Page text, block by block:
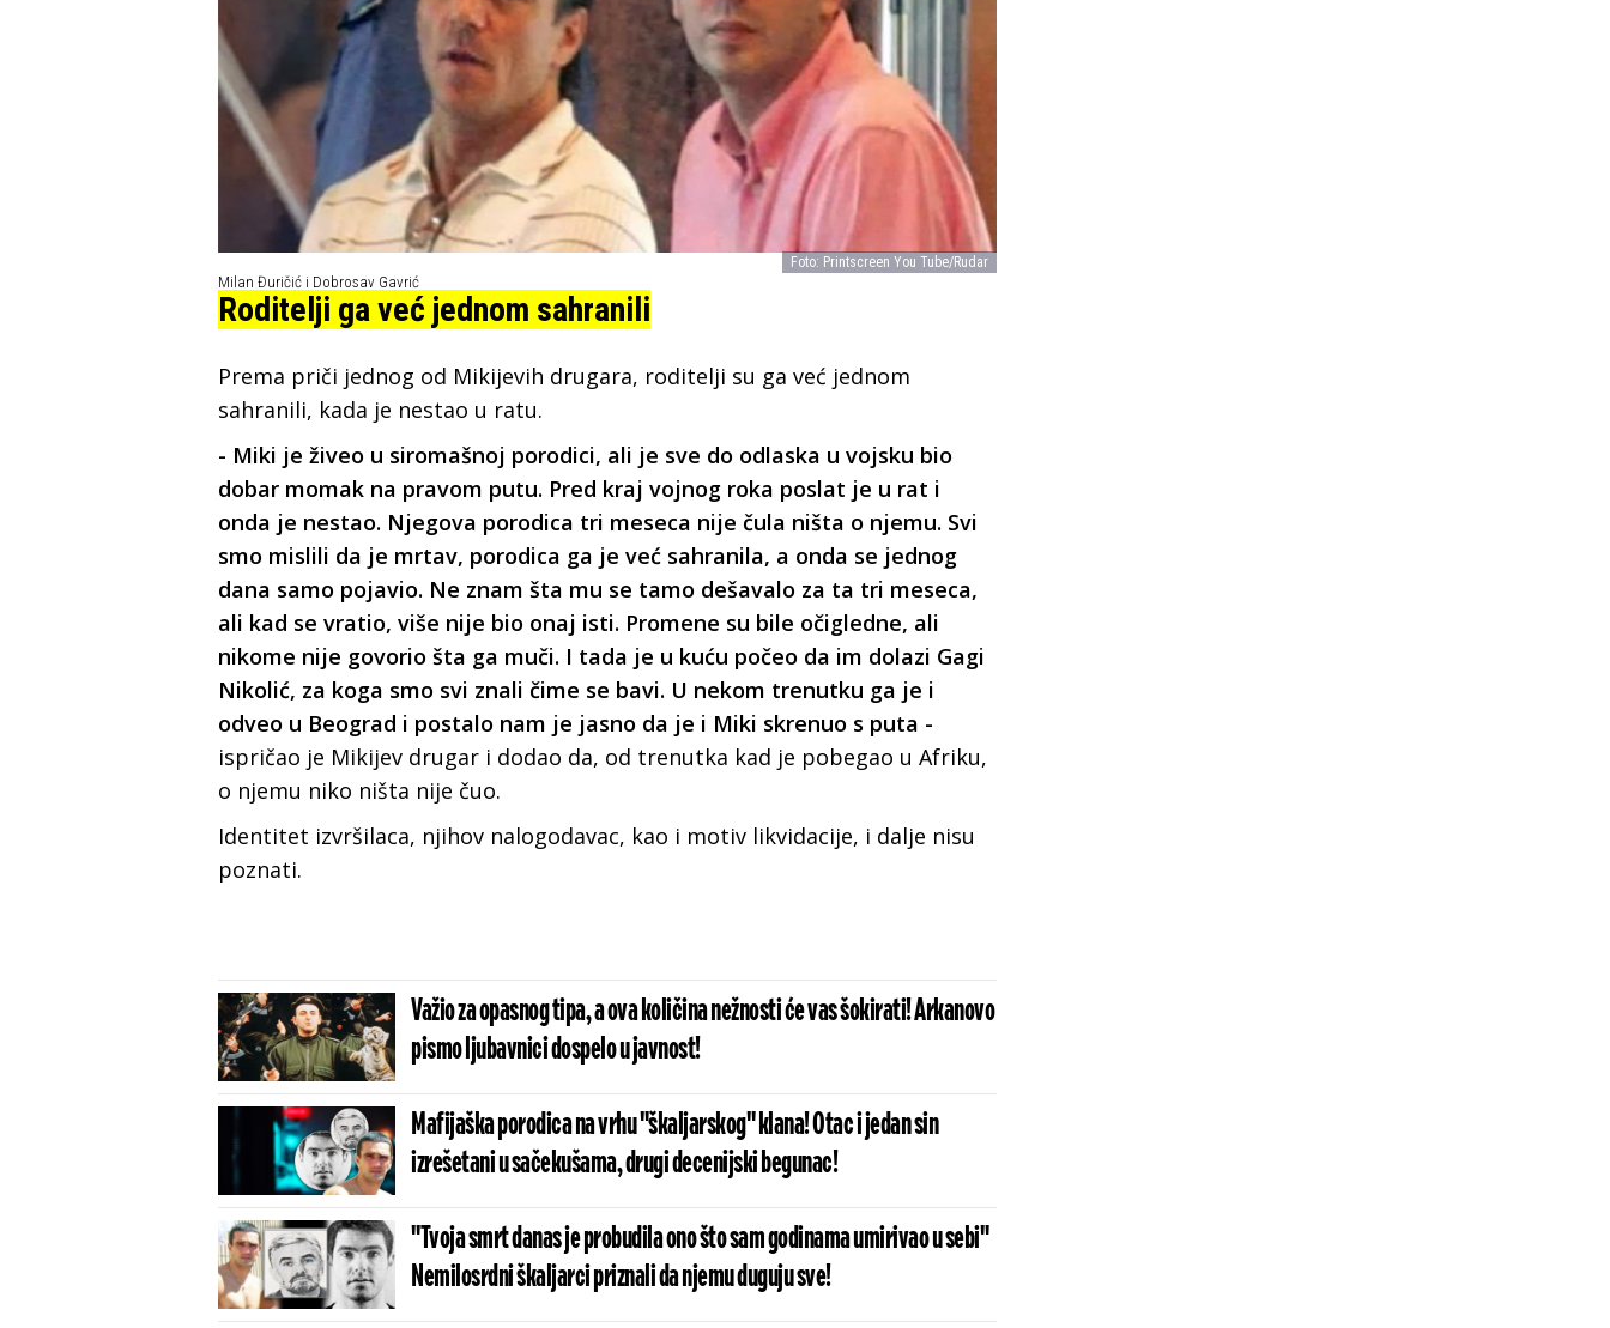
Foto: Printscreen You Tube/Rudar
Milan Đuričić i Dobrosav Gavrić
Roditelji ga već jednom sahranili
Prema priči jednog od Mikijevih drugara, roditelji su ga već jednom
sahranili, kada je nestao u ratu.
- Miki je živeo u siromašnoj porodici, ali je sve do odlaska u vojsku bio
dobar momak na pravom putu. Pred kraj vojnog roka poslat je u rat i
onda je nestao. Njegova porodica tri meseca nije čula ništa o njemu. Svi
smo mislili da je mrtav, porodica ga je već sahranila, a onda se jednog
dana samo pojavio. Ne znam šta mu se tamo dešavalo za ta tri meseca,
ali kad se vratio, više nije bio onaj isti. Promene su bile očigledne, ali
nikome nije govorio šta ga muči. I tada je u kuću počeo da im dolazi Gagi
Nikolić, za koga smo svi znali čime se bavi. U nekom trenutku ga je i
odveo u Beograd i postalo nam je jasno da je i Miki skrenuo s puta -
ispričao je Mikijev drugar i dodao da, od trenutka kad je pobegao u Afriku,
o njemu niko ništa nije čuo.
Identitet izvršilaca, njihov nalogodavac, kao i motiv likvidacije, i dalje nisu
poznati.
Važio za opasnog tipa, a ova količina nežnosti će vas šokirati! Arkanovo
pismo ljubavnici dospelo u javnost!
Mafijaška porodica na vrhu "škaljarskog" klana! Otac i jedan sin
izrešetani u sačekušama, drugi decenijski begunac!
"Tvoja smrt danas je probudila ono što sam godinama umirivao u sebi"
Nemilosrdni škaljarci priznali da njemu duguju sve!